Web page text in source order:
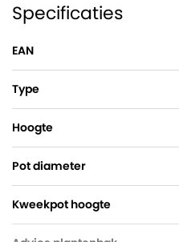
Specificaties
EAN
Type
Hoogte
Pot diameter
Kweekpot hoogte